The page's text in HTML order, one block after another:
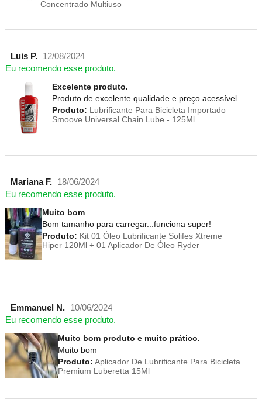
Concentrado Multiuso
Luis P.
12/08/2024
Eu recomendo esse produto.
Excelente produto.
Produto de excelente qualidade e preço acessível
Produto: Lubrificante Para Bicicleta Importado
Smoove Universal Chain Lube - 125Ml
Mariana F.
18/06/2024
Eu recomendo esse produto.
Muito bom
Bom tamanho para carregar...funciona super!
Produto: Kit 01 Óleo Lubrificante Solifes Xtreme
Hiper 120Ml + 01 Aplicador De Óleo Ryder
Emmanuel N.
10/06/2024
Eu recomendo esse produto.
Muito bom produto e muito prático.
Muito bom
Produto: Aplicador De Lubrificante Para Bicicleta
Premium Luberetta 15Ml